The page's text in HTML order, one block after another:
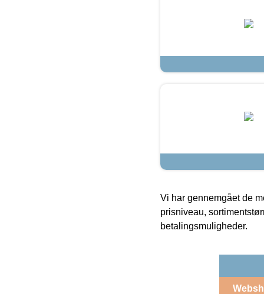
Vi har gennemgået de
prisniveau,
betalingsmuligheder.